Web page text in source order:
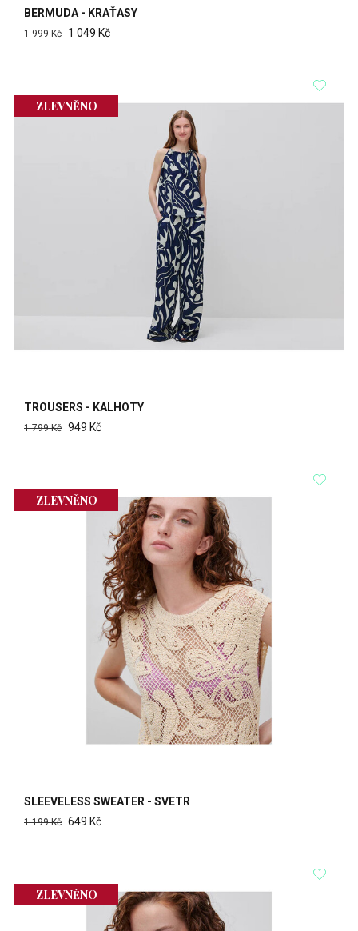
BERMUDA - KRAŤASY
1 999 Kč 1 049 Kč
ZLEVNĚNO
TROUSERS - KALHOTY
1 799 Kč 949 Kč
ZLEVNĚNO
SLEEVELESS SWEATER - SVETR
1 199 Kč 649 Kč
ZLEVNĚNO